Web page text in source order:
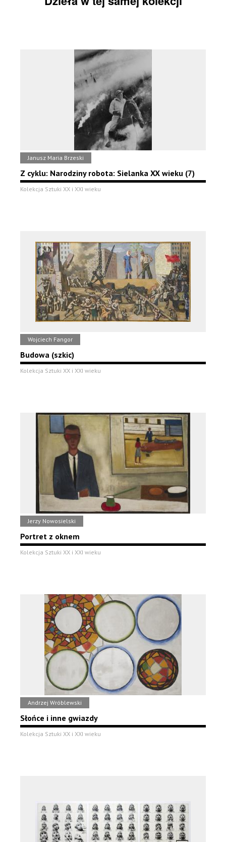
Janusz Maria Brzeski
Z cyklu: Narodziny robota: Sielanka XX wieku (7)
Kolekcja Sztuki XX i XXI wieku
Wojciech Fangor
Budowa (szkic)
Kolekcja Sztuki XX i XXI wieku
Jerzy Nowosielski
Portret z oknem
Kolekcja Sztuki XX i XXI wieku
Andrzej Wróblewski
Słońce i inne gwiazdy
Kolekcja Sztuki XX i XXI wieku